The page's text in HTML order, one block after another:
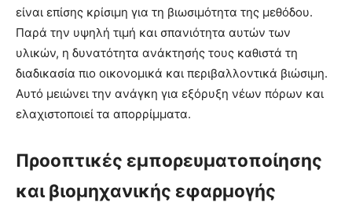
είναι επίσης κρίσιμη για τη βιωσιμότητα της μεθόδου.
Παρά την υψηλή τιμή και σπανιότητα αυτών των
υλικών, η δυνατότητα ανάκτησής τους καθιστά τη
διαδικασία πιο οικονομικά και περιβαλλοντικά βιώσιμη.
Αυτό μειώνει την ανάγκη για εξόρυξη νέων πόρων και
ελαχιστοποιεί τα απορρίμματα.
Προοπτικές εμπορευματοποίησης
και βιομηχανικής εφαρμογής